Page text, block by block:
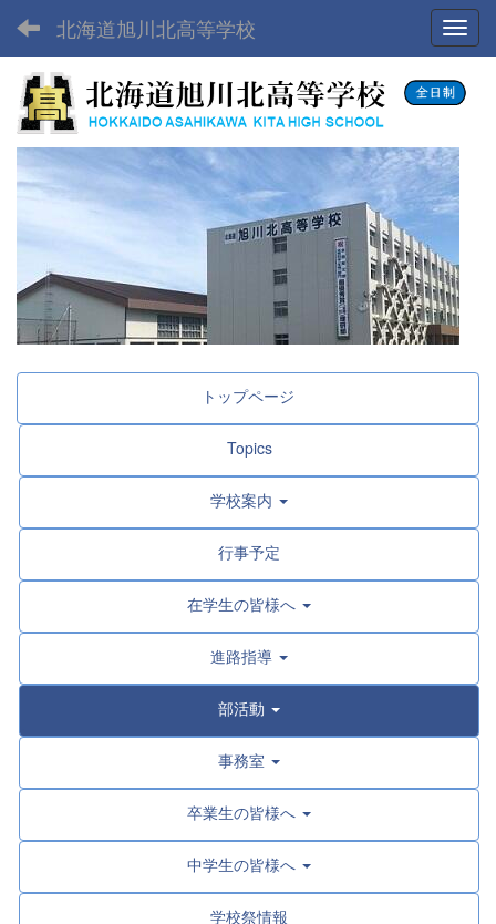
北海道旭川北高等学校
トップページ
Topics
学校案内
行事予定
在学生の皆様へ
進路指導
部活動
事務室
卒業生の皆様へ
中学生の皆様へ
学校祭情報